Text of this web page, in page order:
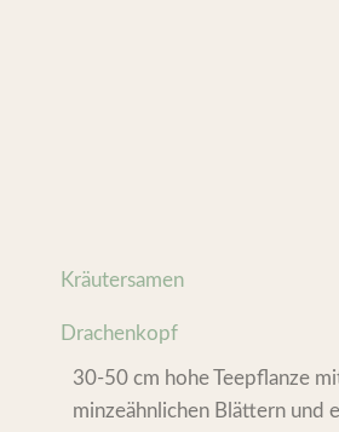
Kräutersamen
Drachenkopf
30-50 cm hohe Teepflanze
minzeähnlichen Blättern und